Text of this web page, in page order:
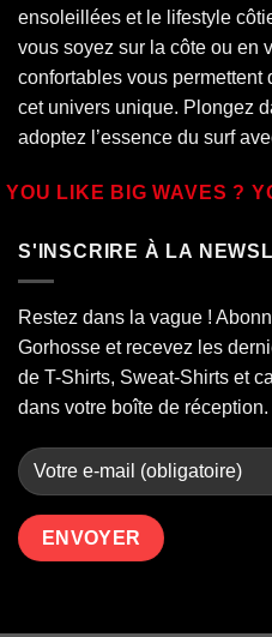
ensoleillées et le lifestyle
vous soyez sur la côte ou en
confortables vous permettent
cet univers unique. Plongez
adoptez l’essence du surf
YOU LIKE BIG WAVES ?
S'INSCRIRE À LA
Restez dans la vague !
Gorhosse et recevez les
de T-Shirts, Sweat-Shirts et
dans votre boîte de réception.